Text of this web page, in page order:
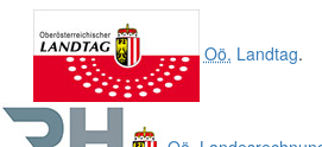
Oö. Landtag.